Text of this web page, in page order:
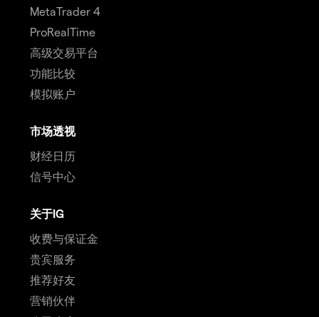
MetaTrader 4
ProRealTime
高级交易平台
功能比较
模拟账户
市场透视
财经日历
信号中心
关于IG
收费与保证金
贵宾服务
推荐好友
营销伙伴